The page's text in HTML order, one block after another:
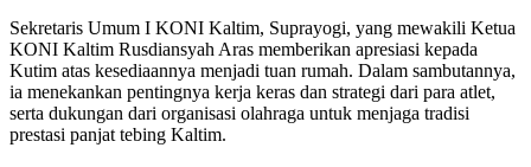
Sekretaris Umum I KONI Kaltim, Suprayogi, yang mewakili Ketua
KONI Kaltim Rusdiansyah Aras memberikan apresiasi kepada
Kutim atas kesediaannya menjadi tuan rumah. Dalam sambutannya,
ia menekankan pentingnya kerja keras dan strategi dari para atlet,
serta dukungan dari organisasi olahraga untuk menjaga tradisi
prestasi panjat tebing Kaltim.